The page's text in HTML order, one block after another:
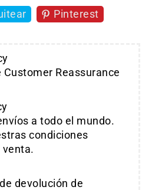
Pinterest
Reassurance
a todo el mundo.
condiciones
venta.
devolución de